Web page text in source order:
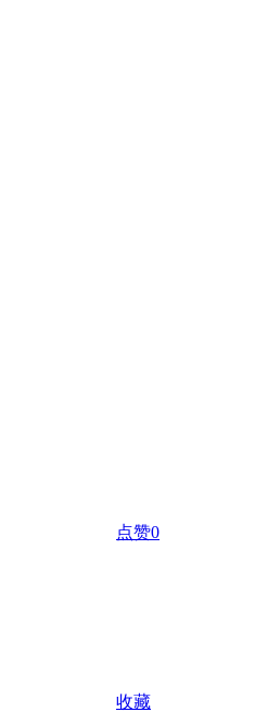
点赞0
收藏